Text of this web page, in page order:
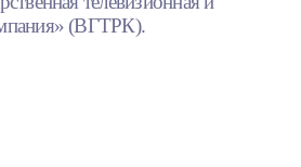
(ВГТРК).